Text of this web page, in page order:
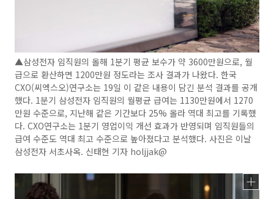
▲삼성전자 임직원의 올해 1분기 평균 보수가 약 3600만원으로, 월
급으로 환산하면 1200만원 정도라는 조사 결과가 나왔다. 한국
CXO(씨엑스오)연구소는 19일 이 같은 내용이 담긴 분석 결과를 공개
했다. 1분기 삼성전자 임직원의 월평균 급여는 1130만원에서 1270
만원 수준으로, 지난해 같은 기간보다 25% 올라 역대 최고를 기록했
다. CXO연구소는 1분기 영업이익 개선 효과가 반영되며 임직원들의
급여 수준도 역대 최고 수준으로 높아졌다고 분석했다. 사진은 이날
삼성전자 서초사옥. 신태현 기자 holjjak@